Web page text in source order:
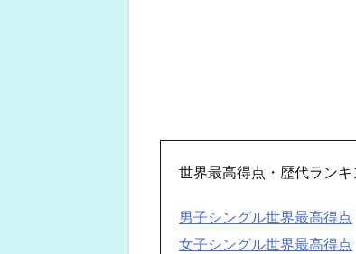
世界最高得点・歴代ランキ
男子シングル世界最高得点
女子シングル世界最高得点